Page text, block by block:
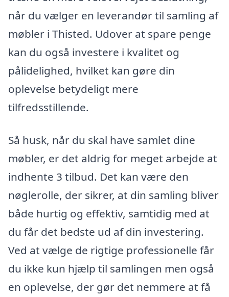
når du vælger en leverandør til samling af
møbler i Thisted. Udover at spare penge
kan du også investere i kvalitet og
pålidelighed, hvilket kan gøre din
oplevelse betydeligt mere
tilfredsstillende.
Så husk, når du skal have samlet dine
møbler, er det aldrig for meget arbejde at
indhente 3 tilbud. Det kan være den
nøglerolle, der sikrer, at din samling bliver
både hurtig og effektiv, samtidig med at
du får det bedste ud af din investering.
Ved at vælge de rigtige professionelle får
du ikke kun hjælp til samlingen men også
en oplevelse, der gør det nemmere at få